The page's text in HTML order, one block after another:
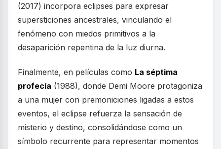
(2017) incorpora eclipses para expresar
supersticiones ancestrales, vinculando el
fenómeno con miedos primitivos a la
desaparición repentina de la luz diurna.
Finalmente, en películas como La séptima
profecía (1988), donde Demi Moore protagoniza
a una mujer con premoniciones ligadas a estos
eventos, el eclipse refuerza la sensación de
misterio y destino, consolidándose como un
símbolo recurrente para representar momentos